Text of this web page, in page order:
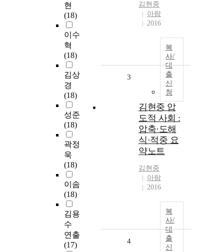
현
(18)
이수
혁
(18)
김상
경
(18)
성준
(18)
곽정
욱
(18)
이솜
(18)
김용
수
연출
(17)
김현중
아람
2016
복
사/
대
출
신
청
3
김현중 압
도적 사회 :
압축·도해
식·적중 요
약노트
김현중
아람
2016
복
사/
대
출
신
4